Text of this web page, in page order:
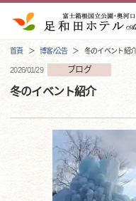
首頁 博客/公告 冬のイベント紹
2026/01/29 ブログ
冬のイベント紹介